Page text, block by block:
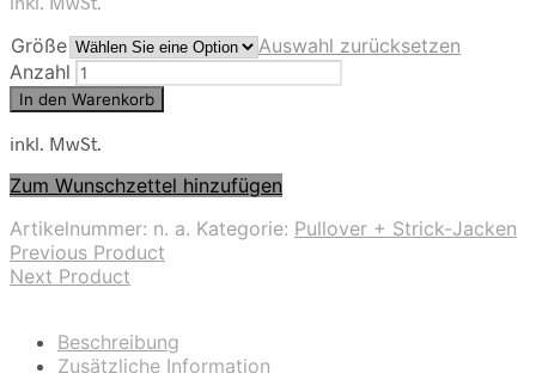
Größe
Auswahl zurücksetzen
Anzahl
In den Warenkorb
inkl. MwSt.
Zum Wunschzettel hinzufügen
Artikelnummer: n. a. Kategorie: Pullover + Strick-Jacken
Previous Product
Next Product
Beschreibung
Zusätzliche Information